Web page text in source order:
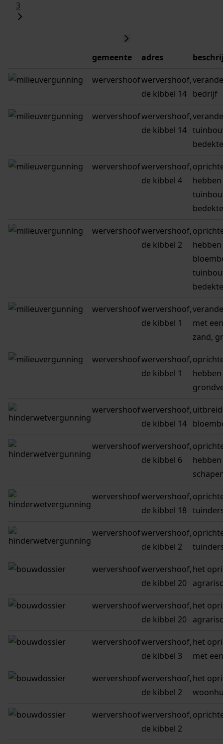
3
gemeente adres
wervershoofwervershoof,
de kibbel 14 bedrijf
wervershoofwervershoof,
de kibbel 14
wervershoofwervershoof,
de kibbel 4
wervershoofwervershoof,
de kibbel 2
wervershoofwervershoof,
de kibbel 1
met
zand,
wervershoofwervershoof,
de kibbel 1
wervershoofwervershoof,
de kibbel 14
wervershoofwervershoof,
de kibbel 6
wervershoofwervershoof,
de kibbel 18
wervershoofwervershoof,
de kibbel 2
wervershoofwervershoof,
de kibbel 20
het
wervershoofwervershoof,
de kibbel 20
het
wervershoofwervershoof,
de kibbel 3
het
met
wervershoofwervershoof,
de kibbel 2
het
wervershoofwervershoof,
de kibbel 2